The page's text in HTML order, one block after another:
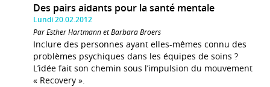
Des pairs aidants pour la santé mentale
Lundi 20.02.2012
Par Esther Hartmann et Barbara Broers
Inclure des personnes ayant elles-mêmes connu des
problèmes psychiques dans les équipes de soins ?
L’idée fait son chemin sous l’impulsion du mouvement
« Recovery ».